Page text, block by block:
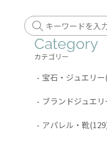
Category
カテゴリー
- 宝石・ジュエリー
- ブランドジュエリ
- アパレル・靴